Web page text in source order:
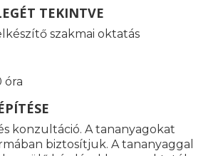
TEKINTVE
szakmai oktatás
óra
konzultáció. A tananyagokat
biztosítjuk. A tananyaggal